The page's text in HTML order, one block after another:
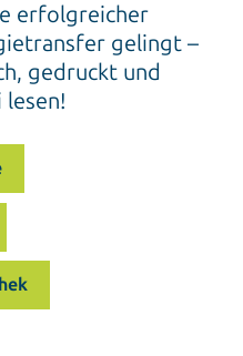
erfolgreicher
gelingt –
gedruckt und